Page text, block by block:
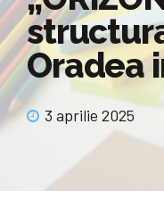
Oradea
3 aprilie 2025